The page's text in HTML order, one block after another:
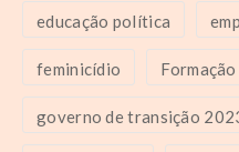
educação política
feminicídio
governo de transição